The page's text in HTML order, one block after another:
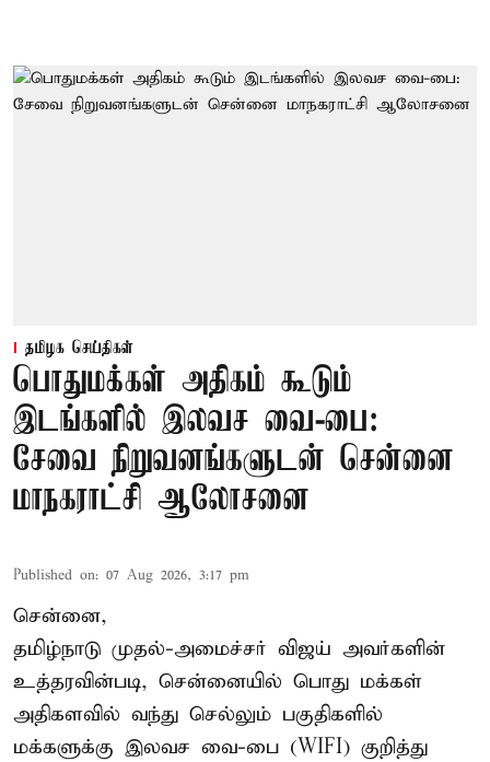
தமிழக செய்திகள்
பொதுமக்கள் அதிகம் கூடும்
இடங்களில் இலவச வை-பை:
சேவை நிறுவனங்களுடன் சென்னை
மாநகராட்சி ஆலோசனை
Published on: 07 Aug 2026, 3:17 pm
சென்னை,
தமிழ்நாடு முதல்-அமைச்சர் விஜய் அவர்களின்
உத்தரவின்படி, சென்னையில் பொது மக்கள்
அதிகளவில் வந்து செல்லும் பகுதிகளில்
மக்களுக்கு இலவச வை-பை (WIFI) குறித்து